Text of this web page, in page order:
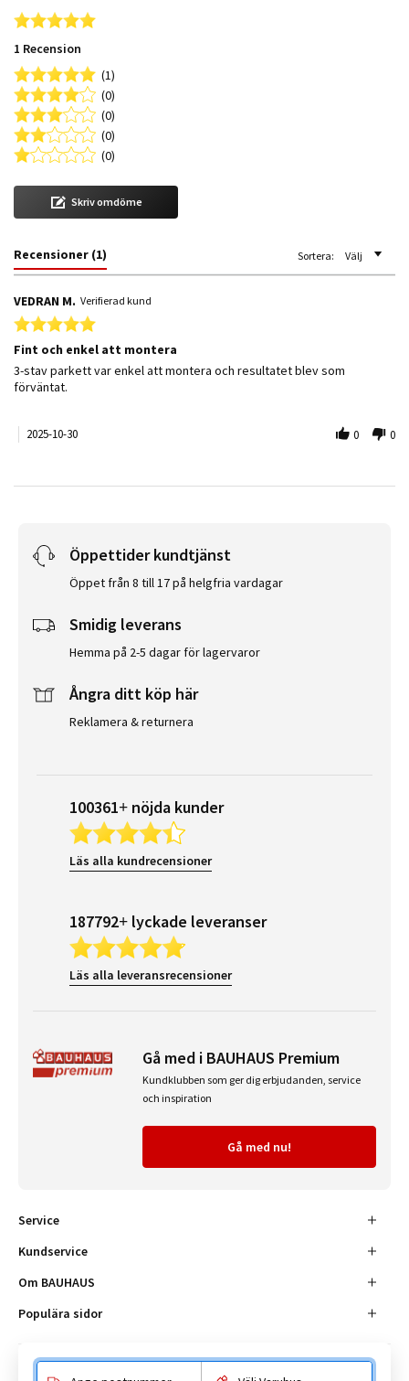
5.0 star rating
1 Recension
(1)
(0)
(0)
(0)
(0)
Skriv omdöme
Recensioner (1) Sortera: Välj
VEDRAN M. Verifierad kund
5.0 star rating
Fint och enkel att montera
Review by VEDRAN M. on 30 Oct 2025
review stating Fint och enkel att montera
3-stav parkett var enkel att montera och resultatet blev som
förväntat.
2025-10-30 0 0
Öppettider kundtjänst
Öppet från 8 till 17 på helgfria vardagar
Smidig leverans
Hemma på 2-5 dagar för lagervaror
Ångra ditt köp här
Reklamera & returnera
100361+ nöjda kunder
Läs alla kundrecensioner
187792+ lyckade leveranser
Läs alla leveransrecensioner
Gå med i BAUHAUS Premium
Kundklubben som ger dig erbjudanden, service
och inspiration
Gå med nu!
Service
Kundservice
Om BAUHAUS
Populära sidor